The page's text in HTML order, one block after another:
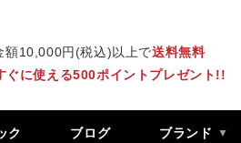
額10,000円(税込)以上で送料無料
ぐに使える500ポイントプレゼント!!
ク ブログ ブランド